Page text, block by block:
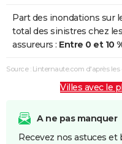
Part des inondations sur
total des sinistres chez les
assureurs : Entre 0 et 10
Source : Linternaute.com d'après
Villes avec le
A ne pas manquer
Recevez nos astuces